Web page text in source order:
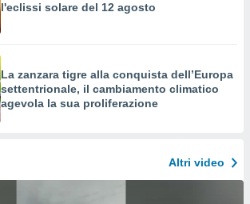
l'eclissi solare del 12 agosto
La zanzara tigre alla conquista dell’Europa
settentrionale, il cambiamento climatico
agevola la sua proliferazione
Altri video